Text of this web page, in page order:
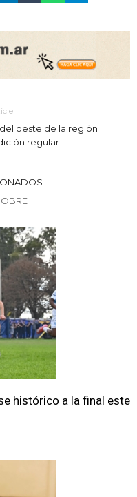
oeste de la región
regular
histórico a la final este